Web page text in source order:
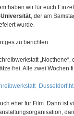
haben wir für euch
, der am
wurde.
zu berichten:
frei. Alle zwei Wochen
eher für Film. Dann ist